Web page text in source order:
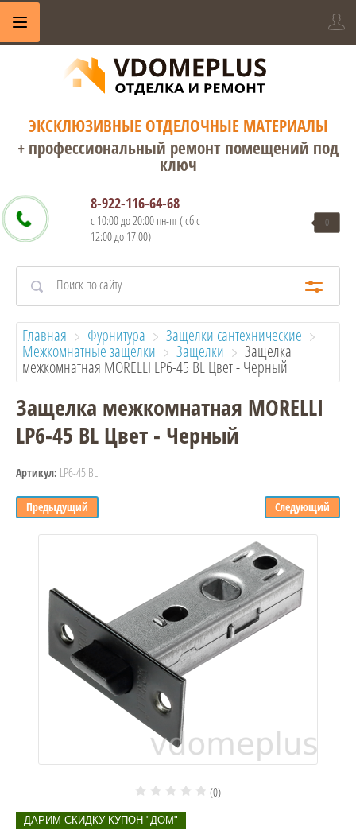
ЭКСКЛЮЗИВНЫЕ ОТДЕЛОЧНЫЕ МАТЕРИАЛЫ
+ профессиональный ремонт помещений под
ключ
8-922-116-64-68
с 10:00 до 20:00 пн-пт ( сб с
12:00 до 17:00)
0
Главная Фурнитура Защелки сантехнические
Межкомнатные защелки Защелки
  Защелка
межкомнатная MORELLI LP6-45 BL Цвет - Черный
Защелка межкомнатная MORELLI
LP6-45 BL Цвет - Черный
Артикул: LP6-45 BL
Предыдущий Следующий
(0)
ДАРИМ СКИДКУ КУПОН "ДОМ"